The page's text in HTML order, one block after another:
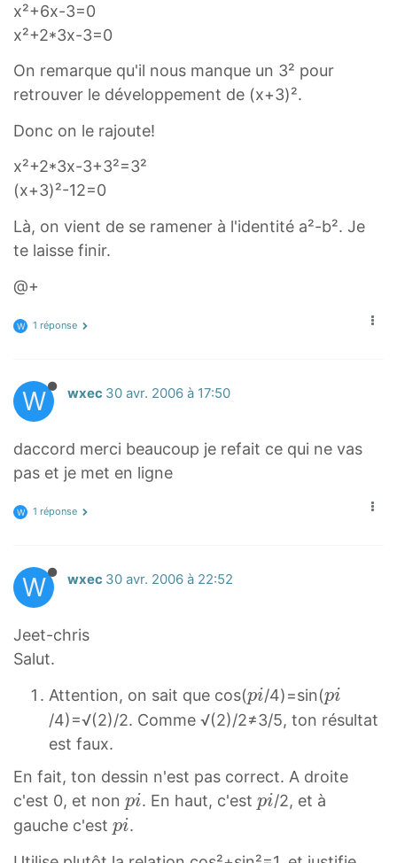
x²+6x-3=0
x²+2*3x-3=0
On remarque qu'il nous manque un 3² pour
retrouver le développement de (x+3)².
Donc on le rajoute!
x²+2*3x-3+3²=3²
(x+3)²-12=0
Là, on vient de se ramener à l'identité a²-b². Je
te laisse finir.
@+
W 1 réponse
W wxec 30 avr. 2006 à 17:50
daccord merci beaucoup je refait ce qui ne vas
pas et je met en ligne
W 1 réponse
W wxec 30 avr. 2006 à 22:52
Jeet-chris
Salut.
Attention, on sait que cos(p
i
pi/4)=sin(p
i
pi
/4)=√(2)/2. Comme √(2)/2≠3/5, ton résultat
est faux.
En fait, ton dessin n'est pas correct. A droite
c'est 0, et non p
i
pi. En haut, c'est p
pi/2, et à
gauche c'est p
pi.